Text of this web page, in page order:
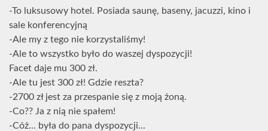
-To luksusowy hotel. Posiada saunę, baseny, jacuzzi, kino i
sale konferencyjną
-Ale my z tego nie korzystaliśmy!
-Ale to wszystko było do waszej dyspozycji!
Facet daje mu 300 zł.
-Ale tu jest 300 zł! Gdzie reszta?
-2700 zł jest za przespanie się z moją żoną.
-Co?? Ja z nią nie spałem!
-Cóż... była do pana dyspozycji...